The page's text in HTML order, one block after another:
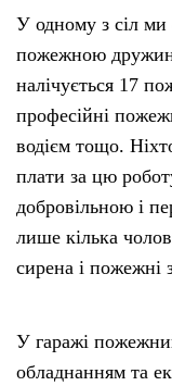
У одному з сіл ми
пожежною
налічується 17
професійні
водієм тощо.
плати за цю
добровільною і
лише кілька
сирена і пожежні
У гаражі
обладнанням та